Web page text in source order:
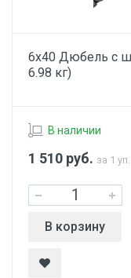
6х40 Дюбель с
6.98 кг)
В наличии
1 510 руб. за 1 уп.
В корзину